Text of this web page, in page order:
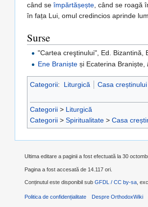
când seîmpărtășește , când se roagă
în fața Lui, omul credincios aprinde
Surse
"Cartea creştinului", Ed. Bizantină,
Ene Braniște și Ecaterina Braniște,
Categorii: Liturgică Casa creștinului
Categorii > Liturgică
Categorii > Spiritualitate > Casa
Ultima editare a paginii a fost efectuată la 30
Pagina a fost accesată de 14.117 ori.
Conținutul este disponibil sub GFDL / CC by-sa ,
Politica de confidențialitate Despre OrthodoxWiki